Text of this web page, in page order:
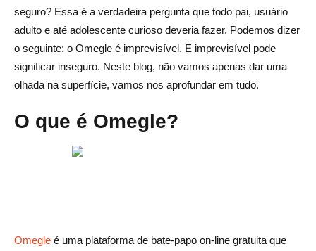
Melhores alternativas Omegle em 2025
1. Discord (com servidores privados)
2. Servidores Roblox ou Minecraft
4. Aplicativos de vídeo moderados
O Omegle é seguro para usar no telefone?
seguro? Essa é a verdadeira pergunta que todo pai, usuário
adulto e até adolescente curioso deveria fazer. Podemos dizer
o seguinte: o Omegle é imprevisível. E imprevisível pode
significar inseguro. Neste blog, não vamos apenas dar uma
olhada na superfície, vamos nos aprofundar em tudo.
O que é Omegle?
Omegle é uma plataforma de bate-papo on-line gratuita que